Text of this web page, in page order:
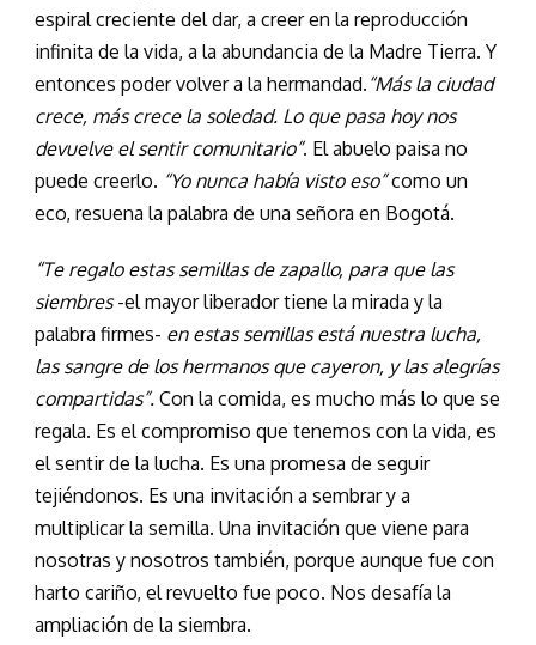
espiral creciente del dar, a creer en la reproducción
infinita de la vida, a la abundancia de la Madre Tierra. Y
entonces poder volver a la hermandad. “Más la ciudad
crece, más crece la soledad. Lo que pasa hoy nos
devuelve el sentir comunitario”. El abuelo paisa no
puede creerlo. “Yo nunca había visto eso”como un
eco, resuena la palabra de una señora en Bogotá.
“Te regalo estas semillas de zapallo, para que las
siembres-el mayor liberador tiene la mirada y la
palabra firmes- en estas semillas está nuestra lucha,
las sangre de los hermanos que cayeron, y las alegrías
compartidas”. Con la comida, es mucho más lo que se
regala. Es el compromiso que tenemos con la vida, es
el sentir de la lucha. Es una promesa de seguir
tejiéndonos. Es una invitación a sembrar y a
multiplicar la semilla. Una invitación que viene para
nosotras y nosotros también, porque aunque fue con
harto cariño, el revuelto fue poco. Nos desafía la
ampliación de la siembra.